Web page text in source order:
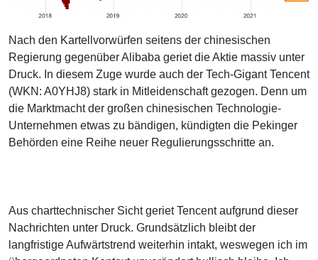
Nach den Kartellvorwürfen seitens der chinesischen
Regierung gegenüber Alibaba geriet die Aktie massiv unter
Druck. In diesem Zuge wurde auch der Tech-Gigant Tencent
(WKN: A0YHJ8) stark in Mitleidenschaft gezogen. Denn um
die Marktmacht der großen chinesischen Technologie-
Unternehmen etwas zu bändigen, kündigten die Pekinger
Behörden eine Reihe neuer Regulierungsschritte an.
Aus charttechnischer Sicht geriet Tencent aufgrund dieser
Nachrichten unter Druck. Grundsätzlich bleibt der
langfristige Aufwärtstrend weiterhin intakt, weswegen ich im